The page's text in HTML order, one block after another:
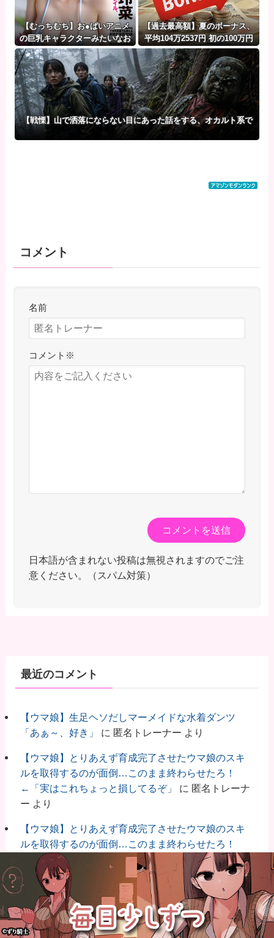
【むっちむち】お●ぱいアニメ
の巨乳キャラクターみたいなお
●ぱい女体グラドルさん、週プ
レの表紙と付録映像になる
【過去最高額】夏のボーナス、
平均104万2537円 初の100万円
超
【戦慄】山で洒落にならない目にあった話をする、オカルト系で
コメント
名前
コメント ※
日本語が含まれない投稿は無視されますのでご注
意ください。（スパム対策）
最近のコメント
【ウマ娘】生足ヘソだしマーメイドな水着ダンツ
「あぁ～、好き」
に 匿名トレーナー より
【ウマ娘】とりあえず育成完了させたウマ娘のスキ
ルを取得するのが面倒…このまま終わらせたろ！
←「実はこれちょっと損してるぞ」
に 匿名トレーナ
ー より
【ウマ娘】とりあえず育成完了させたウマ娘のスキ
ルを取得するのが面倒…このまま終わらせたろ！
←「実はこれちょっと損してるぞ」
に
匿名トレーナ
ー
より
【ウマ娘】（8月LoH）もしかしてコンセって今回は
微妙スキルだったりするか？
に匿名トレーナーより